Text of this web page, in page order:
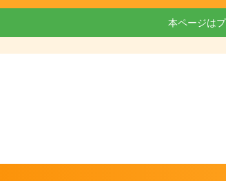
本ページは